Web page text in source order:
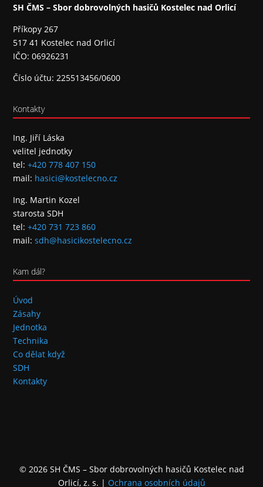
SH ČMS – Sbor dobrovolných hasičů Kostelec nad Orlicí
Příkopy 267
517 41 Kostelec nad Orlicí
IČO: 06926231
Číslo účtu: 225513456/0600
Kontakty
Ing. Jiří Láska
velitel jednotky
tel:+420 778 407 150
mail: hasici@kostelecno.cz
Ing. Martin Kozel
starosta SDH
tel:+420 731 723 860
mail:sdh@hasicikostelecno.cz
Kam dál?
Úvod
Zásahy
Jednotka
Technika
Co dělat když
SDH
Kontakty
© 2026 SH ČMS – Sbor dobrovolných hasičů Kostelec nad
Orlicí, z. s. | Ochrana osobních údajů